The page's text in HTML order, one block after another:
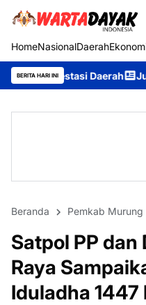
HomeNasionalDaerah
BERITA HARI INI
Jumat Berkah Brimob
Beranda Pemkab Murung
Satpol PP
Raya
Iduladha 1447